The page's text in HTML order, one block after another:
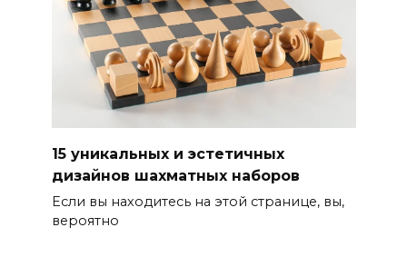
15 уникальных и эстетичных
дизайнов шахматных наборов
Если вы находитесь на этой странице, вы,
вероятно